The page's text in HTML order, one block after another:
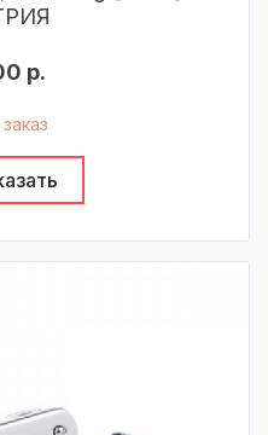
р.